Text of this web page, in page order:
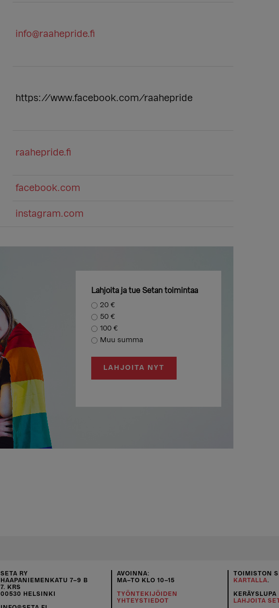
info@raahepride.fi
https://www.facebook.com/raahepride
raahepride.fi
facebook.com
instagram.com
Lahjoita ja tue Setan toimintaa
20 €
50 €
100 €
Muu summa
LAHJOITA NYT
SETA RY
HAAPANIEMENKATU 7–9 B
7. KRS
00530 HELSINKI
AVOINNA:
MA–TO KLO 10–15
TYÖNTEKIJÖIDEN
YHTEYSTIEDOT
TOIMISTON
KARTALLA.
KERÄYSLUPA
LAHJOITA